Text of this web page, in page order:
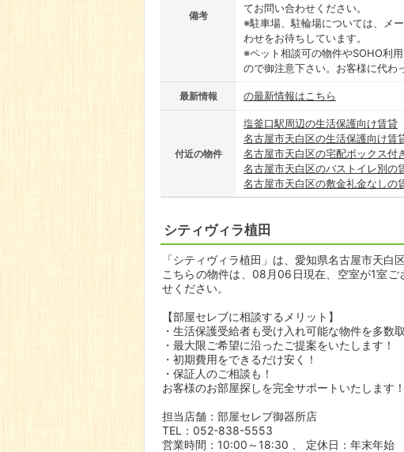
備考
てお問い合わせください。
※駐車場、駐輪場については、メ
わせをお待ちしています。
※ペット相談可の物件やSOHO利
ので御注意下さい。お客様に代わ
最新情報 の最新情報はこちら
付近の物件
塩釜口駅周辺の生活保護向け賃貸
名古屋市天白区の生活保護向け賃
名古屋市天白区の宅配ボックス付
名古屋市天白区のバストイレ別の
名古屋市天白区の敷金礼金なしの
シティヴィラ植田
「シティヴィラ植田」は、愛知県名古屋市天
こちらの物件は、08月06日現在、空室が1室
せください。
【部屋セレブに相談するメリット】
・生活保護受給者も受け入れ可能な物件を多数
・最大限ご希望に沿ったご提案をいたします！
・初期費用をできるだけ安く！
・保証人のご相談も！
お客様のお部屋探しを完全サポートいたします！
担当店舗：部屋セレブ御器所店
TEL：052-838-5553
営業時間：10:00～18:30 、 定休日：年末年始